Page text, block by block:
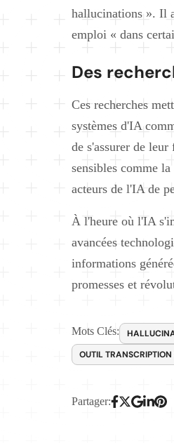
hallucinations ». Il
emploi « dans
Des
Ces recherches
systèmes d'IA
de s'assurer de
sensibles comme
acteurs de l'IA de
À l'heure où l'IA
avancées
informations
promesses et
Mots Clés:
OUTIL
Partager: